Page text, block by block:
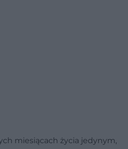
miesiącach życia jedynym,